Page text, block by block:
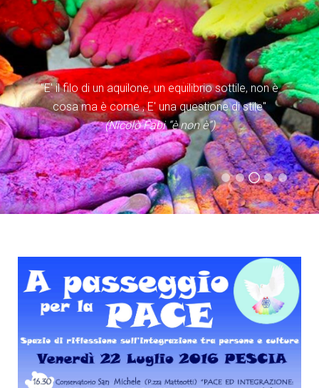
(Don Tonino Bello)
(Evangelii Gaudium)
"E' il filo di un aquilone, un equilibrio sottile, non è
cosa ma è come , E' una questione di stile"
(Nicolò Fabi “è non è”)
(Statuto Caritas Italiana)